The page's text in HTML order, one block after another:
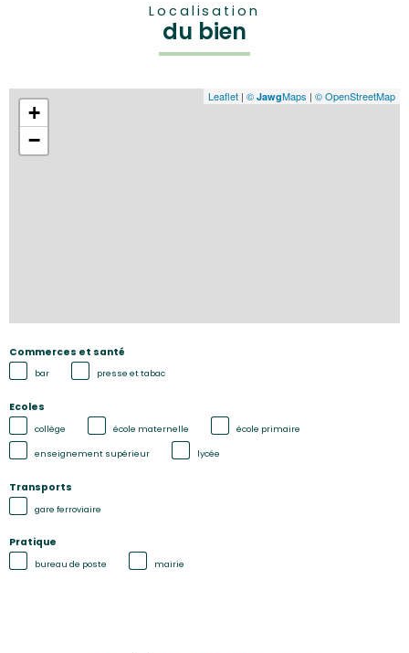
Localisation
du bien
+
−
Leaflet | © JawgMaps | © OpenStreetMap
Commerces et santé
bar presse et tabac
Ecoles
collège école maternelle école primaire
enseignement supérieur lycée
Transports
gare ferroviaire
Pratique
bureau de poste mairie